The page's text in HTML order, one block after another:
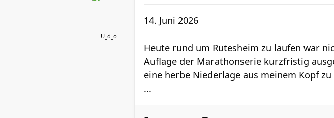
U_d_o
14. Juni 2026
Heute rund um Rutesheim zu laufen war
Auflage der Marathonserie kurzfristig
eine herbe Niederlage aus meinem Kopf
...